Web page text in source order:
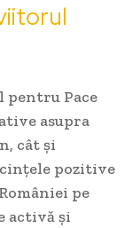
pentru Pace
asupra
cât și
pozitive
pe
activă și